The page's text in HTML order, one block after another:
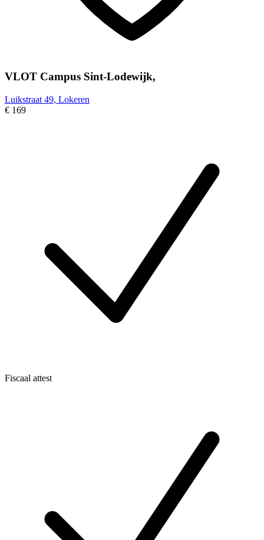
VLOT Campus Sint-Lodewijk,
Luikstraat 49, Lokeren
€ 169
Fiscaal attest